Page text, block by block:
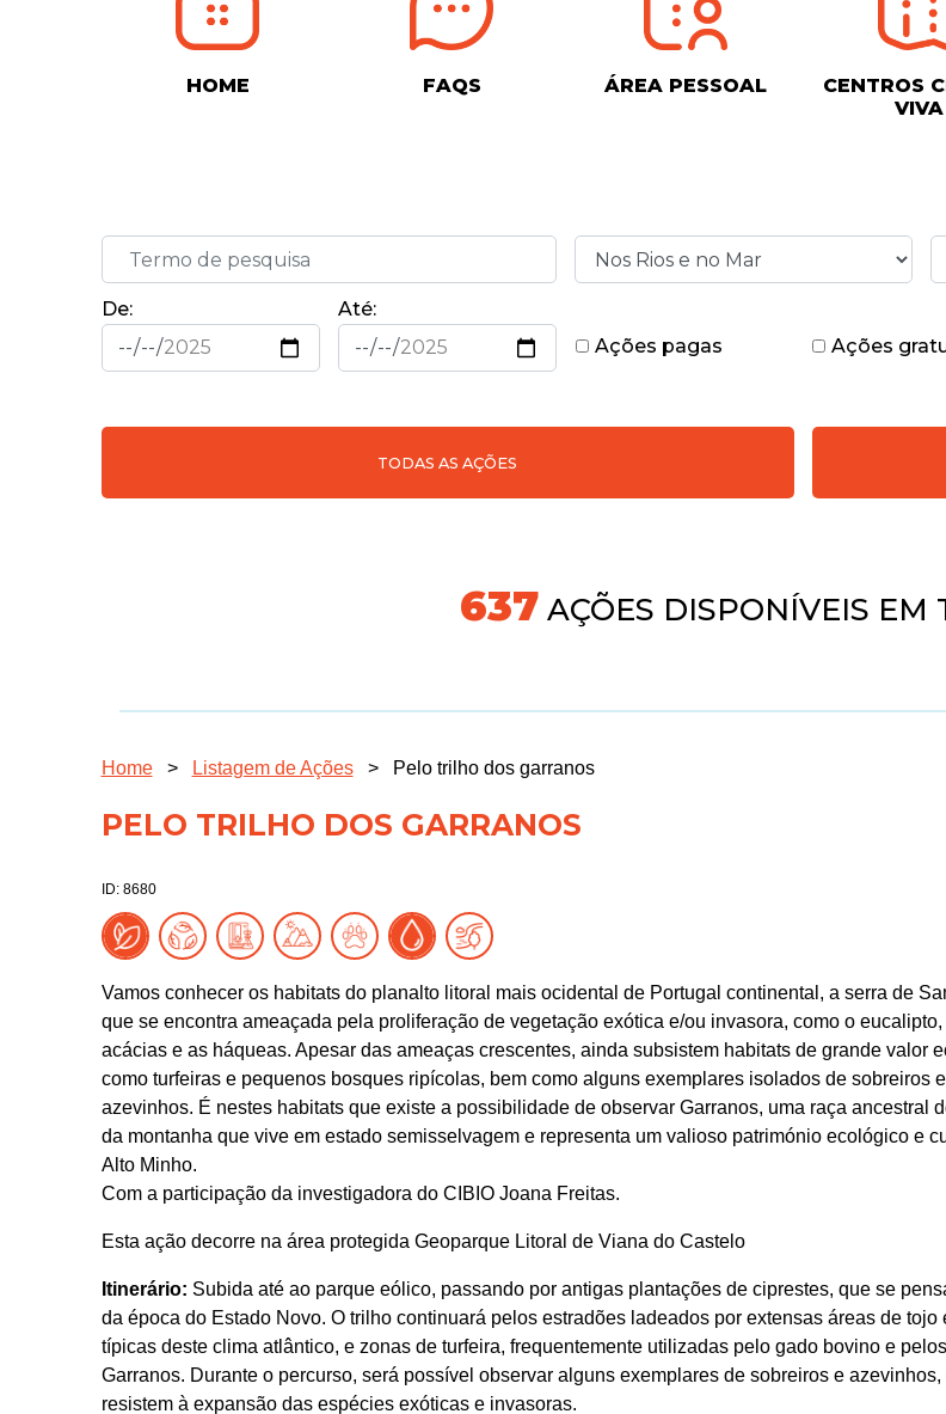
HOME FAQS ÁREA PESSOAL
CENTROS
VIVA
De:
Até:
Ações pagas
Ações
TODAS AS AÇÕES
718AÇÕES DISPONÍVEIS EM
Home > Listagem de Ações > Pelo trilho dos garranos
PELO TRILHO DOS GARRANOS
ID: 8680
Vamos conhecer os habitats do planalto litoral mais ocidental de Portugal continental, a serra de
que se encontra ameaçada pela proliferação de vegetação exótica e/ou invasora, como o eucalipto,
acácias e as háqueas. Apesar das ameaças crescentes, ainda subsistem habitats de grande valor
como turfeiras e pequenos bosques ripícolas, bem como alguns exemplares isolados de sobreiros e
azevinhos. É nestes habitats que existe a possibilidade de observar Garranos, uma raça ancestral
da montanha que vive em estado semisselvagem e representa um valioso património ecológico e
Alto Minho.
Com a participação da investigadora do CIBIO Joana Freitas.
Esta ação decorre na área protegida Geoparque Litoral de Viana do Castelo
Itinerário: Subida até ao parque eólico, passando por antigas plantações de ciprestes, que se
da época do Estado Novo. O trilho continuará pelos estradões ladeados por extensas áreas de tojo
típicas deste clima atlântico, e zonas de turfeira, frequentemente utilizadas pelo gado bovino e pelos
Garranos. Durante o percurso, será possível observar alguns exemplares de sobreiros e azevinhos,
resistem à expansão das espécies exóticas e invasoras.